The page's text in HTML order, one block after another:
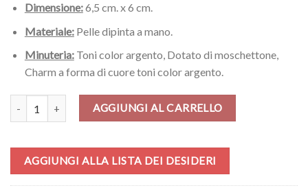
Dimensione:6,5 cm. x 6 cm.
Materiale:Pelle dipinta a mano.
Minuteria:Toni color argento, Dotato di moschettone,
Charm a forma di cuore toni color argento.
Portachiavi – Le lacrime di Freyja di Zilberman quantità
AGGIUNGI AL CARRELLO
AGGIUNGI ALLA LISTA DEI DESIDERI